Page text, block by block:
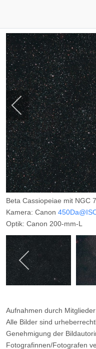
Beta Cassiopeiae mit NGC
Kamera: Canon
Optik: Canon 200-mm-L
Belichtungszeit: 8 x 8m
Filter: CLS
Ort: Oberholte (Sauerland)
Datum: ---
Aufnahmen durch
Alle Bilder sind
Genehmigung der
Fotografinnen/Fotografen